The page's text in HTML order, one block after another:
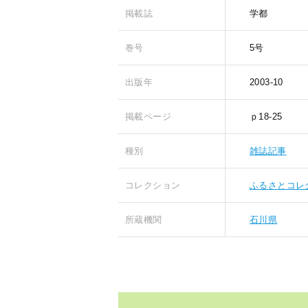
掲載誌 学都
巻号 5号
出版年 2003-10
掲載ページ ｐ18-25
種別 雑誌記事
コレクション ふるさとコレ
所蔵機関 石川県